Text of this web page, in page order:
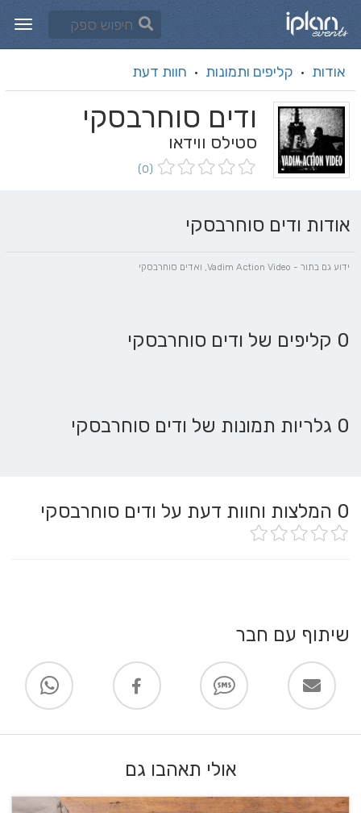
אודות · קליפים ותמונות · חוות דעת
ודים סוחרבסקי
סטילס ווידאו
(0)
אודות ודים סוחרבסקי
ידוע גם בתור - Vadim Action Video, ואדים סוחרבסקי
0 קליפים של ודים סוחרבסקי
0 גלריות תמונות של ודים סוחרבסקי
0 המלצות וחוות דעת על ודים סוחרבסקי
שיתוף עם חבר
אולי תאהבו גם